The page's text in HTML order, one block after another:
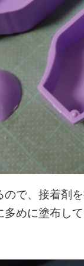
ので、接着剤
多めに塗布し